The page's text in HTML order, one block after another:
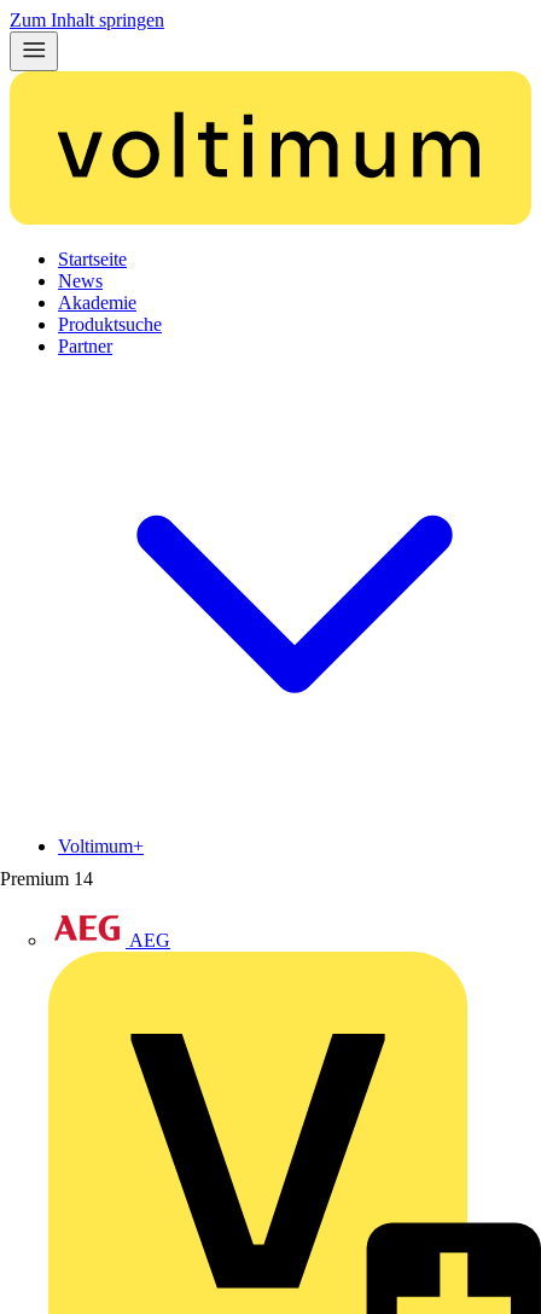
Zum Inhalt springen
Startseite
News
Akademie
Produktsuche
Partner
Premium 14
AEG
Voltimum+